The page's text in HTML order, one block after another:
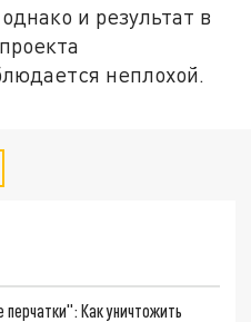
и результат в
неплохой.
Как уничтожить